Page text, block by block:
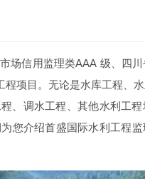
场信用监理类AAA 级、四
项目。无论是水库工程、
、调水工程、其他水利工
您介绍首盛国际水利工程